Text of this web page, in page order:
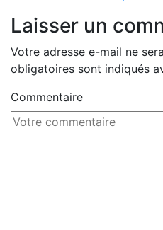
Laisser un
Votre adresse e-mail ne
obligatoires sont indiqués
Commentaire